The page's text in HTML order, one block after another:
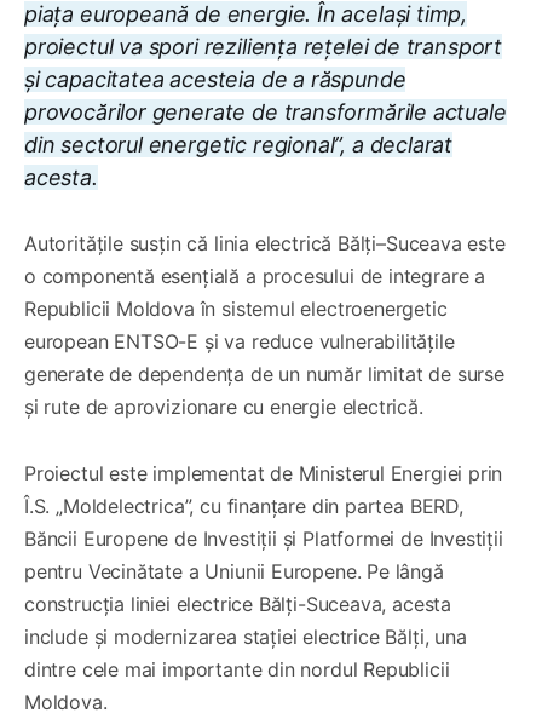
piața europeană de energie. În același timp,
proiectul va spori reziliența rețelei de transport
și capacitatea acesteia de a răspunde
provocărilor generate de transformările actuale
din sectorul energetic regional”, a declarat
acesta.
Autoritățile susțin că linia electrică Bălți–Suceava este
o componentă esențială a procesului de integrare a
Republicii Moldova în sistemul electroenergetic
european ENTSO-E și va reduce vulnerabilitățile
generate de dependența de un număr limitat de surse
și rute de aprovizionare cu energie electrică.
Proiectul este implementat de Ministerul Energiei prin
Î.S. „Moldelectrica”, cu finanțare din partea BERD,
Băncii Europene de Investiții și Platformei de Investiții
pentru Vecinătate a Uniunii Europene. Pe lângă
construcția liniei electrice Bălți-Suceava, acesta
include și modernizarea stației electrice Bălți, una
dintre cele mai importante din nordul Republicii
Moldova.